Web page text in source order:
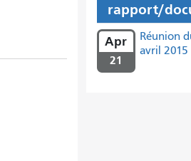
rapport/
Apr
21
Réunion
avril 2015